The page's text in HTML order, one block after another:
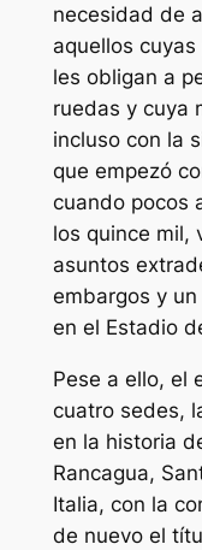
necesidad de
aquellos
les obligan a
ruedas y cuya
incluso con la
que empezó
cuando pocos
los quince mil,
asuntos
embargos y
en el Estadio
Pese a ello, el
cuatro sedes,
en la historia
Rancagua,
Italia, con la
de nuevo el